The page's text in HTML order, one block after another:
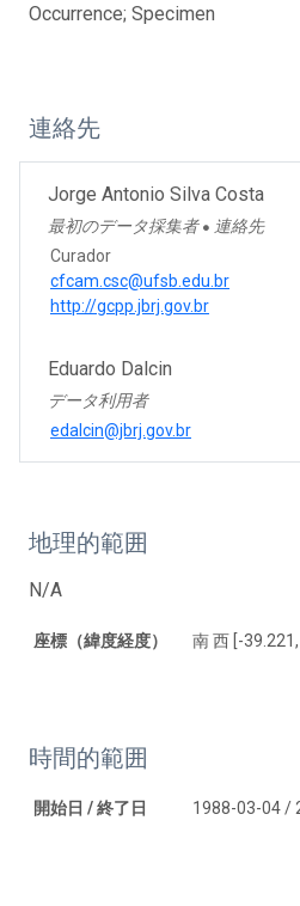
Occurrence; Specimen
連絡先
Jorge Antonio Silva Costa
最初のデータ採集者 ● 連絡先
Curador
cfcam.csc@ufsb.edu.br
http://gcpp.jbrj.gov.br
Eduardo Dalcin
データ利用者
edalcin@jbrj.gov.br
地理的範囲
N/A
座標（緯度経度） 南 西 [-
時間的範囲
開始日 / 終了日 1988-03-04 /